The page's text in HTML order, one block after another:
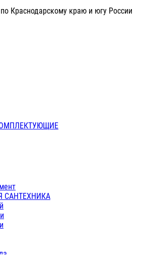
Краснодарскому краю и югу России
САНТЕХНИКА